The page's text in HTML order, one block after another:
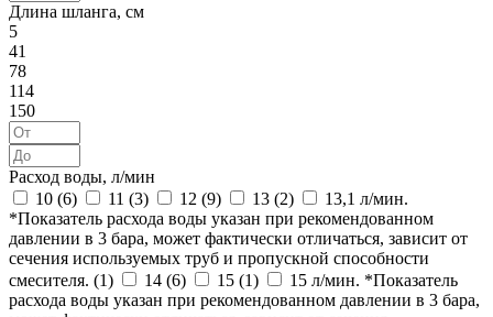
Длина шланга, см
5
41
78
114
150
Расход воды, л/мин
10 (6) 11 (3) 12 (9) 13 (2)
13,1 л/мин.
*Показатель расхода воды указан при рекомендованном
давлении в 3 бара, может фактически отличаться, зависит от
сечения используемых труб и пропускной способности
смесителя. (1) 14 (6) 15 (1)
15 л/мин. *Показатель
расхода воды указан при рекомендованном давлении в 3 бара,